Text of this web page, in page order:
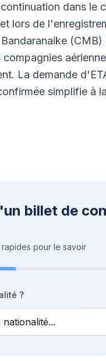
dans le
lors de
La demande
simplifie à
billet de
pour le savoir
?